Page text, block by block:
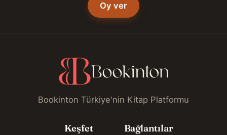
Oy ver
Bookinton Türkiye'nin Kitap Platformu
Keşfet Bağlantılar